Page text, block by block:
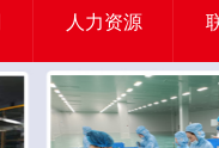
人力资源